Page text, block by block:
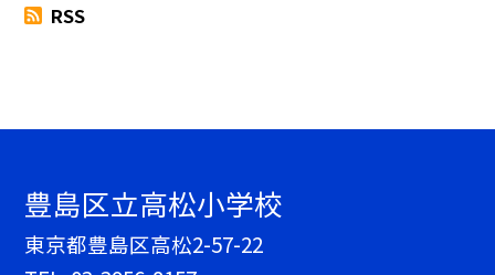
RSS
豊島区立高松小学校
東京都豊島区高松2-57-22